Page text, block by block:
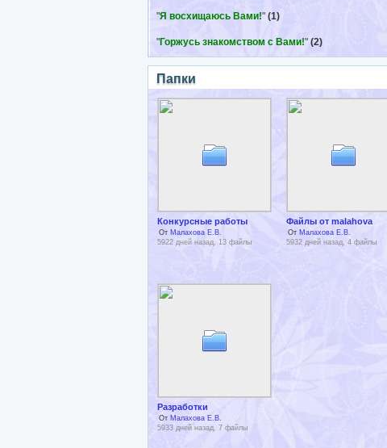
"Я восхищаюсь Вами!" (1)
"Горжусь знакомством с Вами!" (2)
Папки
Конкурсные работы
От Малахова Е.В.
5922 дней назад, 13 файлы
Файлы от malahova
От Малахова Е.В.
5932 дней назад, 4 файлы
Разработки
От Малахова Е.В.
5933 дней назад, 7 файлы